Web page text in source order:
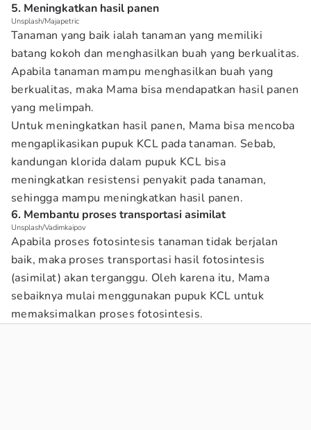
5. Meningkatkan hasil panen
Unsplash/Majapetric
Tanaman yang baik ialah tanaman yang memiliki
batang kokoh dan menghasilkan buah yang berkualitas.
Apabila tanaman mampu menghasilkan buah yang
berkualitas, maka Mama bisa mendapatkan hasil panen
yang melimpah.
Untuk meningkatkan hasil panen, Mama bisa mencoba
mengaplikasikan pupuk KCL pada tanaman. Sebab,
kandungan klorida dalam pupuk KCL bisa
meningkatkan resistensi penyakit pada tanaman,
sehingga mampu meningkatkan hasil panen.
6. Membantu proses transportasi asimilat
Unsplash/Vadimkaipov
Apabila proses fotosintesis tanaman tidak berjalan
baik, maka proses transportasi hasil fotosintesis
(asimilat) akan terganggu. Oleh karena itu, Mama
sebaiknya mulai menggunakan pupuk KCL untuk
memaksimalkan proses fotosintesis.